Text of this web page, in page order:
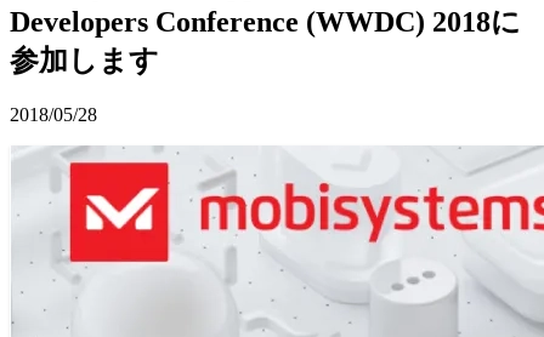
Developers Conference (WWDC) 2018に
参加します
2018/05/28